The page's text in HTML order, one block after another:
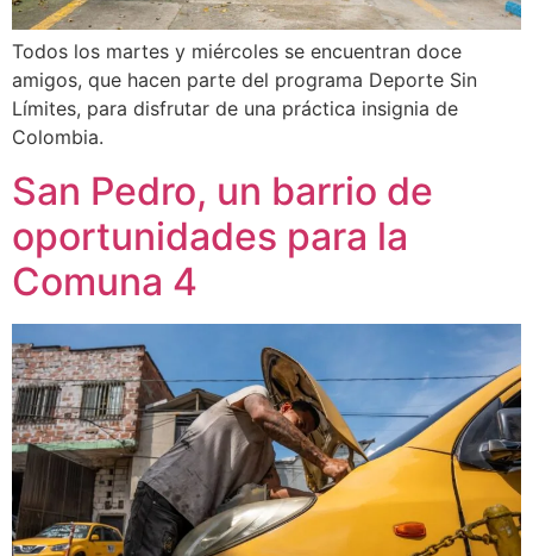
Todos los martes y miércoles se encuentran doce
amigos, que hacen parte del programa Deporte Sin
Límites, para disfrutar de una práctica insignia de
Colombia.
San Pedro, un barrio de
oportunidades para la
Comuna 4